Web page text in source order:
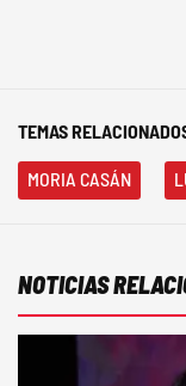
TEMAS
MORIA CASÁN
NOTICIAS